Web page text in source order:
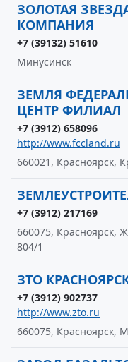
ЗОЛОТАЯ
КОМПАНИЯ
+7 (39132) 51610
Минусинск
ЗЕМЛЯ
ЦЕНТР ФИЛИАЛ
+7 (3912) 658096
http://www.fccland.ru
660021, Красноярск,
+7 (3912) 217169
660075, Красноярск,
804/1
ЗТО
+7 (3912) 902737
http://www.zto.ru
660075, Красноярск,